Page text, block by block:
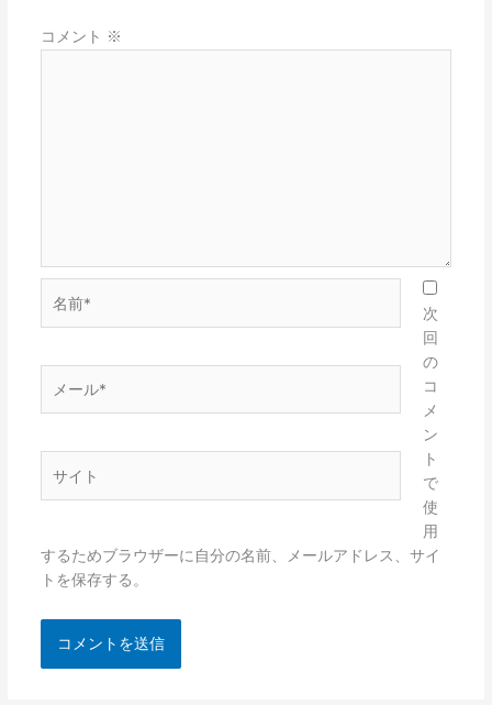
コメント ※
前
ー
*
次
回
の
コ
メ
ン
ト
で
使
用
するためブラウザーに自分の名前、メールアドレス、サイ
トを保存する。